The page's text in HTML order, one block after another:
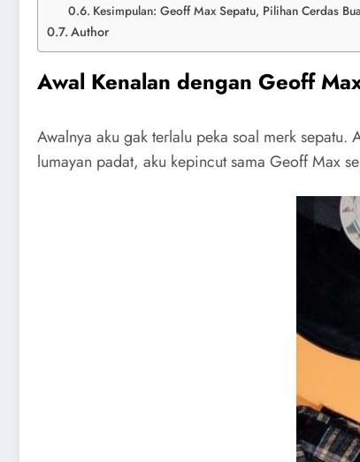
Kesimpulan: Geoff Max Sepatu, Pilihan Cerdas
Author
Awal Kenalan dengan Geoff
Awalnya aku gak terlalu peka soal merk
lumayan padat, aku kepincut sama Geoff Max